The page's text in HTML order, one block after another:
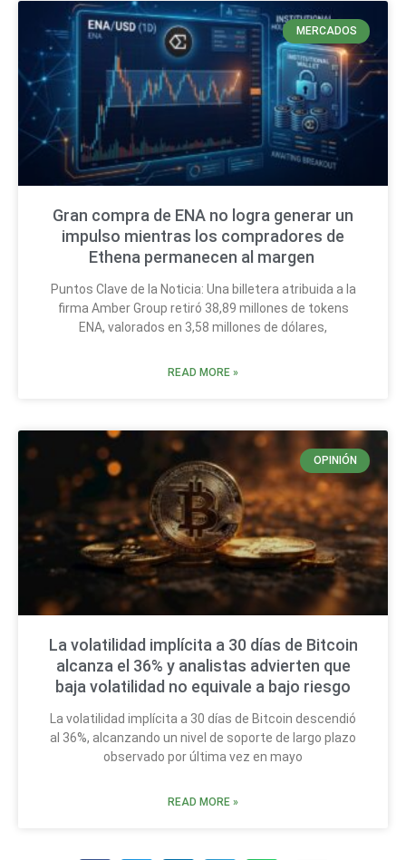
MERCADOS
Gran compra de ENA no logra generar un
impulso mientras los compradores de
Ethena permanecen al margen
Puntos Clave de la Noticia: Una billetera atribuida a la
firma Amber Group retiró 38,89 millones de tokens
ENA, valorados en 3,58 millones de dólares,
READ MORE »
OPINIÓN
La volatilidad implícita a 30 días de Bitcoin
alcanza el 36% y analistas advierten que
baja volatilidad no equivale a bajo riesgo
La volatilidad implícita a 30 días de Bitcoin descendió
al 36%, alcanzando un nivel de soporte de largo plazo
observado por última vez en mayo
READ MORE »